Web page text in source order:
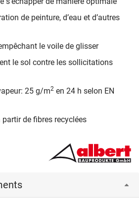
de peinture, d’eau et d’autres
le voile de glisser
le sol contre les sollicitations
25 g/m2 en 24 h selon EN
de fibres recyclées